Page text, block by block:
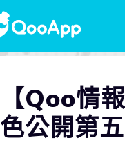
【Qoo情
色公開第